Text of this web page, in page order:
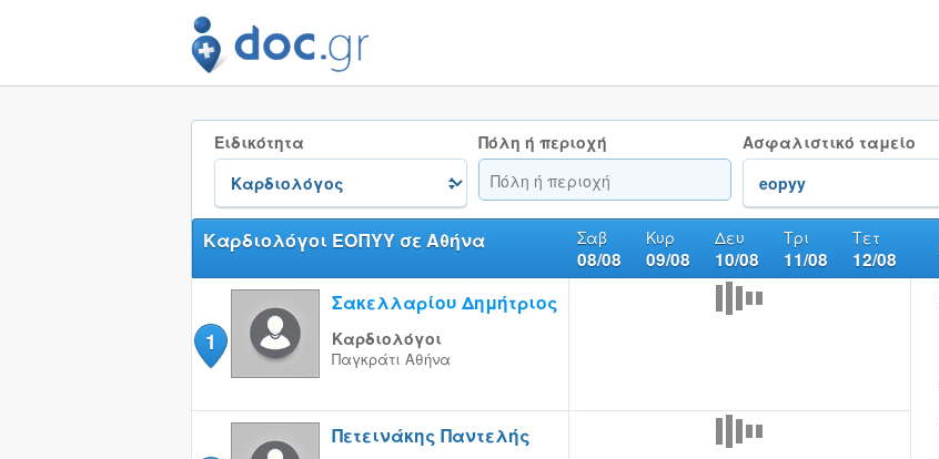
Ειδικότητα Πόλη ή περιοχή Ασφαλιστικό ταμείο
Σαβ
08/08
Κυρ
09/08
Δευ
10/08
Τρι
11/08
Τετ
12/08
Καρδιολόγοι ΕΟΠΥΥ σε Αθήνα
1
Σακελλαρίου Δημήτριος
Καρδιολόγοι
Παγκράτι Αθήνα
Πετεινάκης Παντελής